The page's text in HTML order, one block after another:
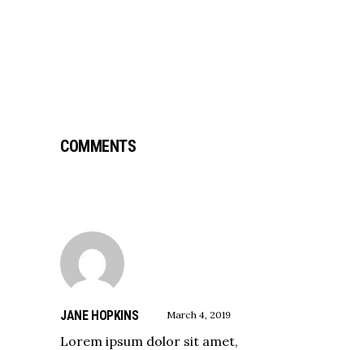
COMMENTS
JANE HOPKINS March 4, 2019
Lorem ipsum dolor sit amet,